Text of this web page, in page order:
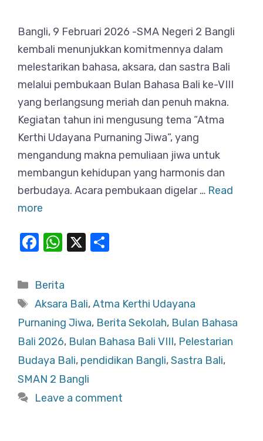
Bangli, 9 Februari 2026 -SMA Negeri 2 Bangli
kembali menunjukkan komitmennya dalam
melestarikan bahasa, aksara, dan sastra Bali
melalui pembukaan Bulan Bahasa Bali ke-VIII
yang berlangsung meriah dan penuh makna.
Kegiatan tahun ini mengusung tema “Atma
Kerthi Udayana Purnaning Jiwa”, yang
mengandung makna pemuliaan jiwa untuk
membangun kehidupan yang harmonis dan
berbudaya. Acara pembukaan digelar … Read
more
F
c
e
b
o
o
k
W
at
s
A
p
p
X
e
Categories
Berita
Tags
Aksara Bali,Atma Kerthi Udayana
Purnaning Jiwa, Berita Sekolah, Bulan Bahasa
Bali 2026, Bulan Bahasa Bali VIII, Pelestarian
Budaya Bali, pendidikan Bangli,Sastra Bali,
SMAN 2 Bangli
Leave a comment